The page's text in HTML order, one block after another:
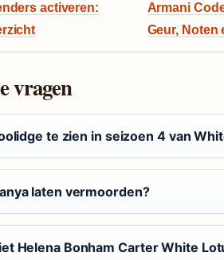
activeren:
Armani
Geur, Noten
vragen
te zien in seizoen 4 van
laten vermoorden?
Helena Bonham Carter White